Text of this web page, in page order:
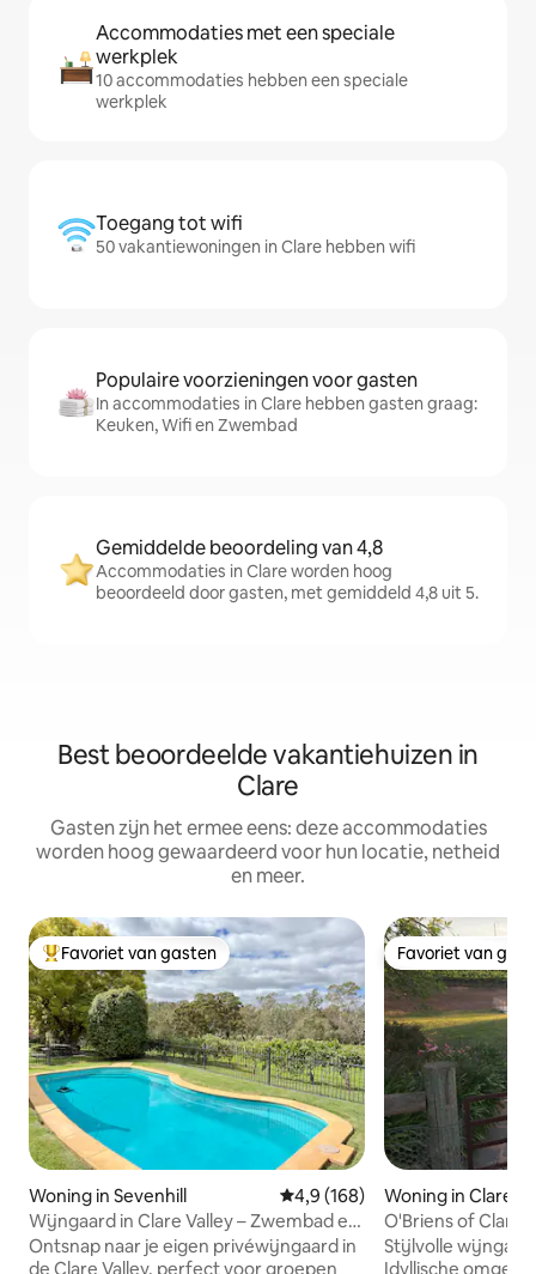
Accommodaties met een speciale
werkplek
10 accommodaties hebben een speciale
werkplek
Toegang tot wifi
50 vakantiewoningen in Clare hebben wifi
Populaire voorzieningen voor gasten
In accommodaties in Clare hebben gasten graag:
Keuken, Wifi en Zwembad
Gemiddelde beoordeling van 4,8
Accommodaties in Clare worden hoog
beoordeeld door gasten, met gemiddeld 4,8 uit 5.
Best beoordeelde vakantiehuizen in
Clare
Gasten zijn het ermee eens: deze accommodaties
worden hoog gewaardeerd voor hun locatie, netheid
en meer.
Topfavoriet van gasten
Favoriet van gasten
Woning in Sevenhill Gemiddelde beoordeling van
4,9 (168)
Wijngaard in Clare Valley – Zwembad en
wijnmakerijen op loopafstand
Ontsnap naar je eigen privéwijngaard in
de Clare Valley, perfect voor groepen
Favoriet van
Favoriet van
Woning in Clare
O'Briens of Clare
op wijngaard |
Stijlvolle
Idyllische